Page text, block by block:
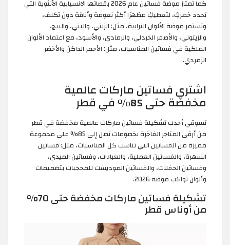
كما تمتاز موضة فساتين عام 2026 بقصاتها الانسيابية الأنثوية التي
تحدد خصركِ، لتعطيكِ مظهرًا أكثر نعومة وأناقة دون تكلف،
وتستمر موضة الألوان الترابية، مثل: الزيتي، والبني، والبيج،
والزيتوني، والأصفر الخردلي، والرمادي، والأسود، مع اعتماد الألوان
الملكية في فساتين المناسبات، مثل: الأحمر الداكن والأخضر
الزمردي.
اشتري فساتين ماركات عالمية
مخفضة حتى 85% في قطر
تسوقي أحدث تشكيلة فساتين ماركات عالمية مخفضة في قطر
من أرقى المتاجر الفاخرة بخصومات تصل إلى 85% على مجموعة
مميزة من الفساتين التي تناسب كل المناسبات، مثل: فساتين
السهرة، والفساتين العملية، والعباءات، وفساتين الميدي،
وفساتين الحفلات، والفساتين الموديست للمحجبات بتصميمات
وألوان تواكب موضة 2026.
تشكيلة فساتين ماركات مخفضة حتى 70%
من أوناس قطر